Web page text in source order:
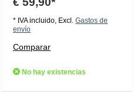
* IVA incluido, Excl. Gastos de
envío
Comparar
No hay existencias